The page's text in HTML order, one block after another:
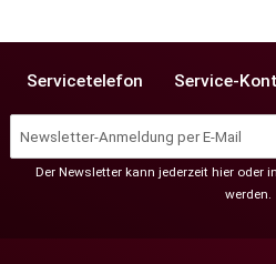
Servicetelefon Service-
Der Newsletter kann jederzeit hier oder
werden.